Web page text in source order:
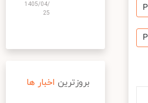
1405/04/
25
بروزترین اخبار ها